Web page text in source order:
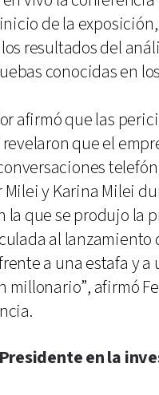
de la
resultados del
conocidas en
afirmó que las
que el
Milei y Karina Milei
la que se produjo la
al lanzamiento
a una estafa y
millonario”, afirmó
en la